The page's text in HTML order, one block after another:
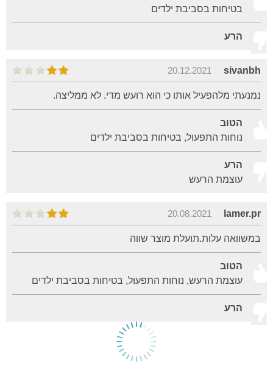
בטיחות בסביבת ילדים
הרע
sivanbh
20.12.2021
נמנעתי מלהפעיל אותו כי הוא רועש מדי. לא ממליצה.
הטוב
נוחות התפעול, בטיחות בסביבת ילדים
הרע
עוצמת הרעש
lamer.pr
20.08.2021
במשוואה עלות.תועלת מוצר שווה
הטוב
עוצמת הרעש, נוחות התפעול, בטיחות בסביבת ילדים
הרע